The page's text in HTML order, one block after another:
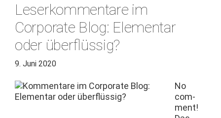
Leserkommentare im
Corporate Blog: Elementar
oder überflüssig?
9. Juni 2020
No
com­
ment!